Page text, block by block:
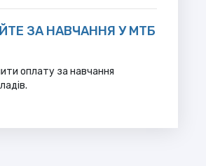
ЗА НАВЧАННЯ У МТБ
оплату за навчання